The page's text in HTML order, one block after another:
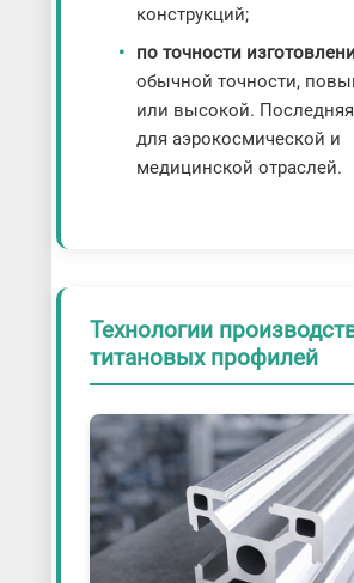
конструкций;
по точности
обычной точности,
или высокой. Последняя
для аэрокосмической и
медицинской отраслей.
Технологии
титановых профилей